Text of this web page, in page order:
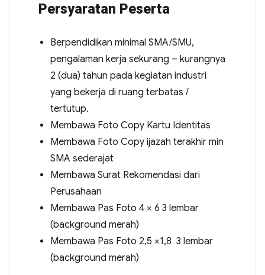
Persyaratan Peserta
Berpendidikan minimal SMA/SMU,
pengalaman kerja sekurang – kurangnya
2 (dua) tahun pada kegiatan industri
yang bekerja di ruang terbatas /
tertutup.
Membawa Foto Copy Kartu Identitas
Membawa Foto Copy ijazah terakhir min
SMA sederajat
Membawa Surat Rekomendasi dari
Perusahaan
Membawa Pas Foto 4 × 6 3 lembar
(background merah)
Membawa Pas Foto 2,5 ×1,8 3 lembar
(background merah)